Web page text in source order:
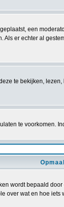
een
er echter al
te bekijken,
te voorkomen.
wordt bepaald
wat en hoe